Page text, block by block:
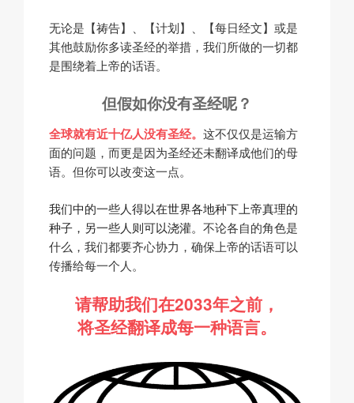
无论是【祷告】、【计划】、【每日经文】或是
其他鼓励你多读圣经的举措，我们所做的一切都
是围绕着上帝的话语。
但假如你没有圣经呢？
全球就有近十亿人没有圣经。 这不仅仅是运输方
面的问题，而更是因为圣经还未翻译成他们的母
语。 但你可以改变这一点。
我们中的一些人得以在世界各地种下上帝真理的
种子，另一些人则可以浇灌。 不论各自的角色是
什么，我们都要齐心协力，确保上帝的话语可以
传播给每一个人。
请帮助我们在2033年之前，
将圣经翻译成每一种语言。